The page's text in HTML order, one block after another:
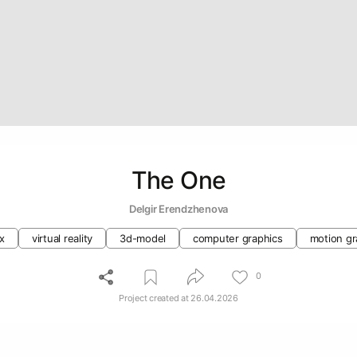
The One
Delgir Erendzhenova
virtual reality 3d-model computer graphics motion
0
Project created at 26.04.2026